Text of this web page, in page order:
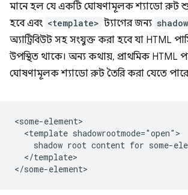
মানে হল যে একটি ঘোষণামূলক শ্যাডো রুট
হবে এবং <template> ট্যাগের জন্য
অ্যাট্রিবিউট সহ সংযুক্ত করা হবে যা HTML
উপস্থিত থাকে। অন্য কথায়, প্রাথমিক HTML
ঘোষণামূলক শ্যাডো রুট তৈরি করা যেতে
<some-element>
  <template shadowrootmode="open">
shadow root content for some-
  </template>